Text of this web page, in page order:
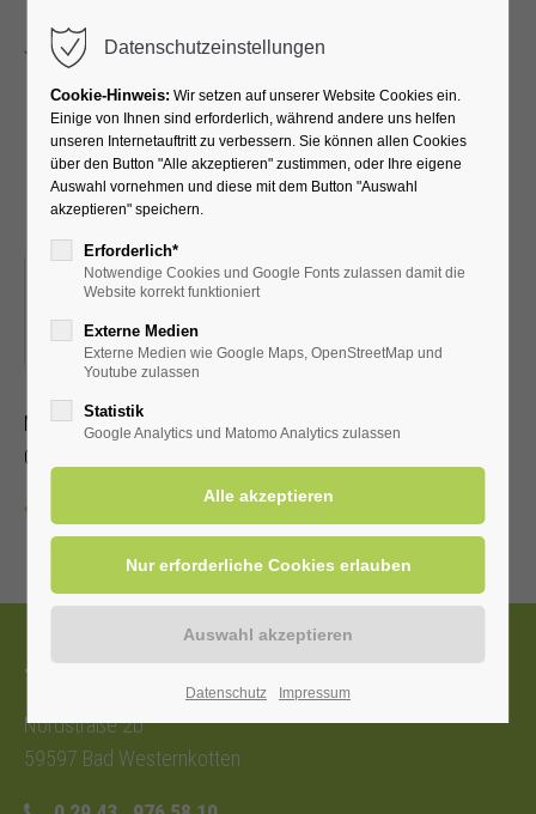
Kreativkurs mit Pia-Marie
und Petra
16.12.2025, 19:00
UNTERGESCHOSS
Malen, Stempeltechnik und Deko
Ohne Anmeldung, Dauer ca. 1 – 2 Stunden
Tourist-Information
Nordstraße 2b
59597 Bad Westernkotten
Datenschutzeinstellungen
Cookie-Hinweis: Wir setzen auf unserer Website Cookies ein.
Einige von Ihnen sind erforderlich, während andere uns helfen
unseren Internetauftritt zu verbessern. Sie können allen Cookies
über den Button "Alle akzeptieren" zustimmen, oder Ihre eigene
Auswahl vornehmen und diese mit dem Button "Auswahl
akzeptieren" speichern.
Erforderlich*
Notwendige Cookies und Google Fonts zulassen damit die
Website korrekt funktioniert
Externe Medien
Externe Medien wie Google Maps, OpenStreetMap und
Youtube zulassen
Statistik
Google Analytics und Matomo Analytics zulassen
Datenschutz Impressum